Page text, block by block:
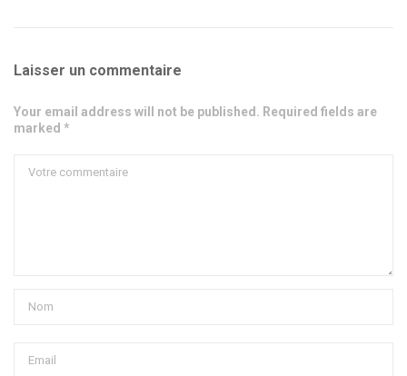
Laisser un commentaire
Your email address will not be published. Required fields are
marked *